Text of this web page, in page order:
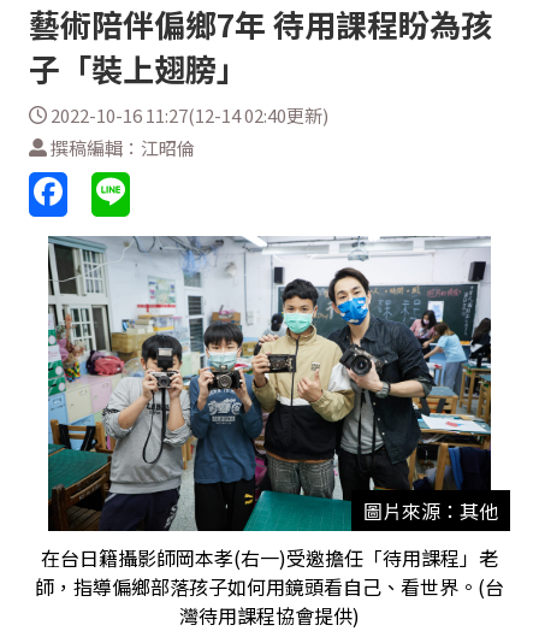
藝術陪伴偏鄉7年 待用課程盼為孩
子「裝上翅膀」
2022-10-16 11:27(12-14 02:40更新)
撰稿編輯：江昭倫
圖片來源：其他
在台日籍攝影師岡本孝(右一)受邀擔任「待用課程」老
師，指導偏鄉部落孩子如何用鏡頭看自己、看世界。(台
灣待用課程協會提供)